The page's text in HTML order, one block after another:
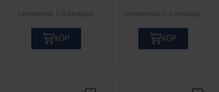
2-5 vardagar
KÖP
2-5 vardagar
KÖP